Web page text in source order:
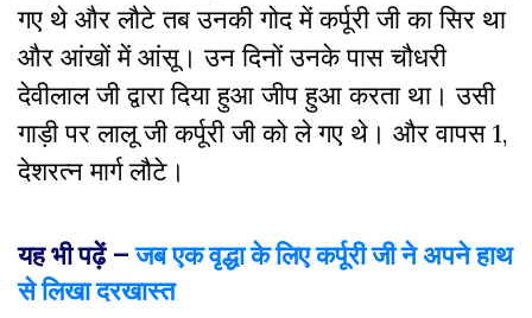
गए थे और लौटे तब उनकी गोद में कर्पूरी जी का सिर था
और आंखों में आंसू। उन दिनों उनके पास चौधरी
देवीलाल जी द्वारा दिया हुआ जीप हुआ करता था। उसी
गाड़ी पर लालू जी कर्पूरी जी को ले गए थे। और वापस 1,
देशरत्न मार्ग लौटे।
यह भी पढ़ें –जब एक वृद्धा के लिए कर्पूरी जी ने अपने हाथ
से लिखा दरखास्त